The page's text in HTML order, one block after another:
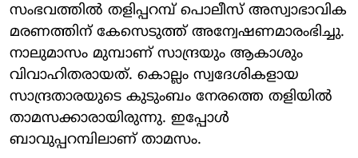
സംഭവത്തിൽ തളിപ്പറമ്പ് പൊലീസ് അസ്വാഭാവിക
മരണത്തിന് കേസെടുത്ത് അന്വേഷണമാരംഭിച്ചു.
നാലുമാസം മുമ്പാണ് സാന്ദ്രയും ആകാശും
വിവാഹിതരായത്. കൊല്ലം സ്വദേശികളായ
സാന്ദ്രതാരയുടെ കുടുംബം നേരത്തെ തളിയില്‍
താമസക്കാരായിരുന്നു. ഇപ്പോള്‍
ബാവുപ്പറമ്പിലാണ് താമസം.